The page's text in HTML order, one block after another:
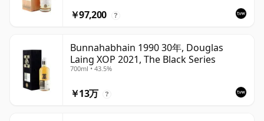
￥97,200 ?
Bunnahabhain 1990 30年, Douglas
Laing XOP 2021, The Black Series
700ml • 43.5%
￥13万 ?